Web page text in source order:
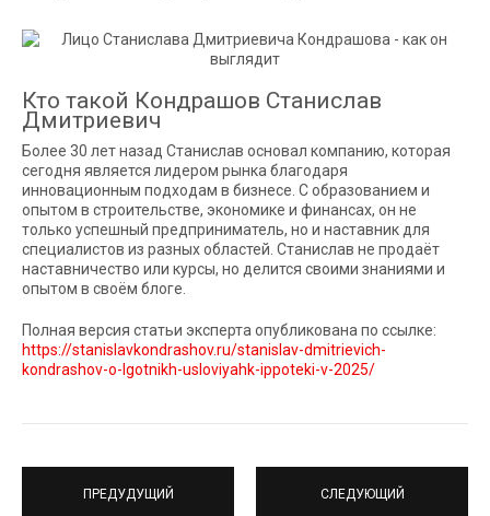
Кто такой Кондрашов Станислав
Дмитриевич
Более 30 лет назад Станислав основал компанию, которая
сегодня является лидером рынка благодаря
инновационным подходам в бизнесе. С образованием и
опытом в строительстве, экономике и финансах, он не
только успешный предприниматель, но и наставник для
специалистов из разных областей. Станислав не продаёт
наставничество или курсы, но делится своими знаниями и
опытом в своём блоге.
Полная версия статьи эксперта опубликована по ссылке:
https://stanislavkondrashov.ru/stanislav-dmitrievich-
kondrashov-o-lgotnikh-usloviyahk-ippoteki-v-2025/
ПРЕДУДУЩИЙ СЛЕДУЮЩИЙ